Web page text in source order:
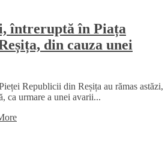
întreruptă în Piața
din cauza unei
Republicii din Reșița au rămas astăzi,
ca urmare a unei avarii...